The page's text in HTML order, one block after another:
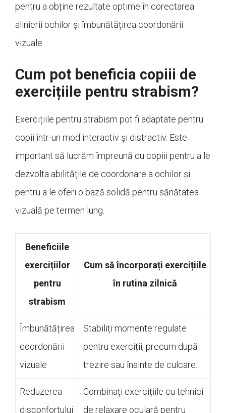
pentru a obține rezultate optime în corectarea
alinierii ochilor și îmbunătățirea coordonării
vizuale.
Cum pot beneficia copiii de
exercițiile pentru strabism?
Exercițiile pentru strabism pot fi adaptate pentru
copii într-un mod interactiv și distractiv. Este
important să lucrăm împreună cu copiii pentru a le
dezvolta abilitățile de coordonare a ochilor și
pentru a le oferi o bază solidă pentru sănătatea
vizuală pe termen lung.
Beneficiile
exercițiilor
pentru
strabism
Cum să încorporați exercițiile
în rutina zilnică
Îmbunătățirea
coordonării
vizuale
Stabiliți momente regulate
pentru exerciții, precum după
trezire sau înainte de culcare.
Reduzerea
disconfortului
Combinați exercițiile cu tehnici
de relaxare oculară pentru